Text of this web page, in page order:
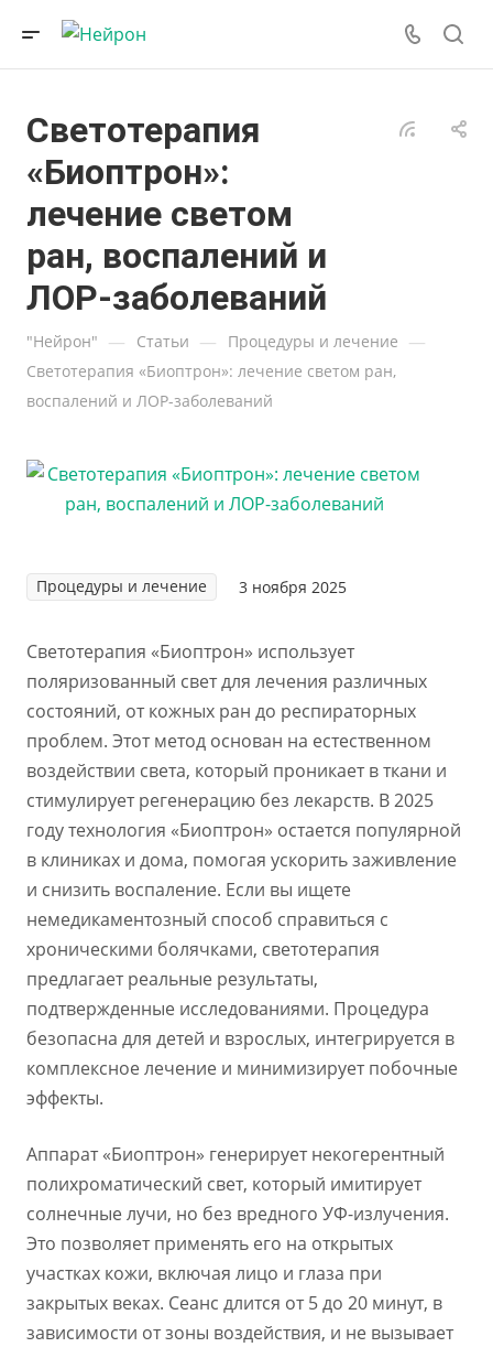
Светотерапия
«Биоптрон»:
лечение светом
ран, воспалений и
ЛОР-заболеваний
"Нейрон" — Статьи — Процедуры и лечение —
Светотерапия «Биоптрон»: лечение светом ран,
воспалений и ЛОР-заболеваний
Процедуры и лечение 3 ноября 2025
Светотерапия «Биоптрон» использует
поляризованный свет для лечения различных
состояний, от кожных ран до респираторных
проблем. Этот метод основан на естественном
воздействии света, который проникает в ткани и
стимулирует регенерацию без лекарств. В 2025
году технология «Биоптрон» остается популярной
в клиниках и дома, помогая ускорить заживление
и снизить воспаление. Если вы ищете
немедикаментозный способ справиться с
хроническими болячками, светотерапия
предлагает реальные результаты,
подтвержденные исследованиями. Процедура
безопасна для детей и взрослых, интегрируется в
комплексное лечение и минимизирует побочные
эффекты.
Аппарат «Биоптрон» генерирует некогерентный
полихроматический свет, который имитирует
солнечные лучи, но без вредного УФ-излучения.
Это позволяет применять его на открытых
участках кожи, включая лицо и глаза при
закрытых веках. Сеанс длится от 5 до 20 минут, в
зависимости от зоны воздействия, и не вызывает